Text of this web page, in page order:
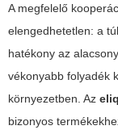
A megfelelő
elengedhetetlen: a
hatékony az
vékonyabb folyadék
környezetben. Az
bizonyos